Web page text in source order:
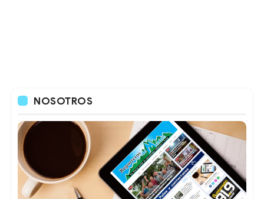
NOSOTROS